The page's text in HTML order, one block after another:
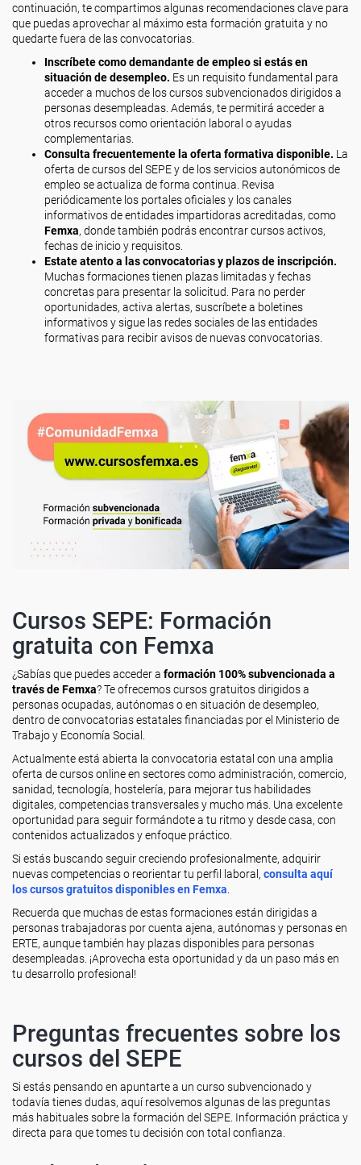
continuación, te compartimos algunas recomendaciones clave para
que puedas aprovechar al máximo esta formación gratuita y no
quedarte fuera de las convocatorias.
Inscríbete como demandante de empleo si estás en
situación de desempleo. Es un requisito fundamental para
acceder a muchos de los cursos subvencionados dirigidos a
personas desempleadas. Además, te permitirá acceder a
otros recursos como orientación laboral o ayudas
complementarias.
Consulta frecuentemente la oferta formativa disponible. La
oferta de cursos del SEPE y de los servicios autonómicos de
empleo se actualiza de forma continua. Revisa
periódicamente los portales oficiales y los canales
informativos de entidades impartidoras acreditadas, como
Femxa, donde también podrás encontrar cursos activos,
fechas de inicio y requisitos.
Estate atento a las convocatorias y plazos de inscripción.
Muchas formaciones tienen plazas limitadas y fechas
concretas para presentar la solicitud. Para no perder
oportunidades, activa alertas, suscríbete a boletines
informativos y sigue las redes sociales de las entidades
formativas para recibir avisos de nuevas convocatorias.
Cursos SEPE: Formación
gratuita con Femxa
¿Sabías que puedes acceder a formación 100% subvencionada a
través de Femxa? Te ofrecemos cursos gratuitos dirigidos a
personas ocupadas, autónomas o en situación de desempleo,
dentro de convocatorias estatales financiadas por el Ministerio de
Trabajo y Economía Social.
Actualmente está abierta la convocatoria estatal con una amplia
oferta de cursos online en sectores como administración, comercio,
sanidad, tecnología, hostelería, para mejorar tus habilidades
digitales, competencias transversales y mucho más. Una excelente
oportunidad para seguir formándote a tu ritmo y desde casa, con
contenidos actualizados y enfoque práctico.
Si estás buscando seguir creciendo profesionalmente, adquirir
nuevas competencias o reorientar tu perfil laboral, consulta aquí
los cursos gratuitos disponibles en Femxa.
Recuerda que muchas de estas formaciones están dirigidas a
personas trabajadoras por cuenta ajena, autónomas y personas en
ERTE, aunque también hay plazas disponibles para personas
desempleadas. ¡Aprovecha esta oportunidad y da un paso más en
tu desarrollo profesional!
Preguntas frecuentes sobre los
cursos del SEPE
Si estás pensando en apuntarte a un curso subvencionado y
todavía tienes dudas, aquí resolvemos algunas de las preguntas
más habituales sobre la formación del SEPE. Información práctica y
directa para que tomes tu decisión con total confianza.